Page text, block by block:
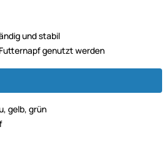
und stabil
genutzt werden
gelb, grün